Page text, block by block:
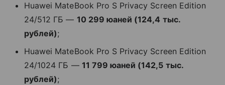
Huawei MateBook Pro S Privacy Screen Edition
24/512 ГБ — 10 299 юаней (124,4 тыс.
рублей);
Huawei MateBook Pro S Privacy Screen Edition
24/1024 ГБ — 11 799 юаней (142,5 тыс.
рублей);